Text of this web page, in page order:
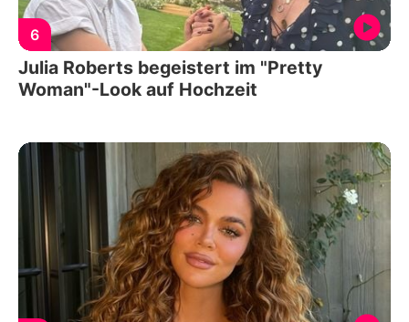
6
Julia Roberts begeistert im "Pretty
Woman"-Look auf Hochzeit